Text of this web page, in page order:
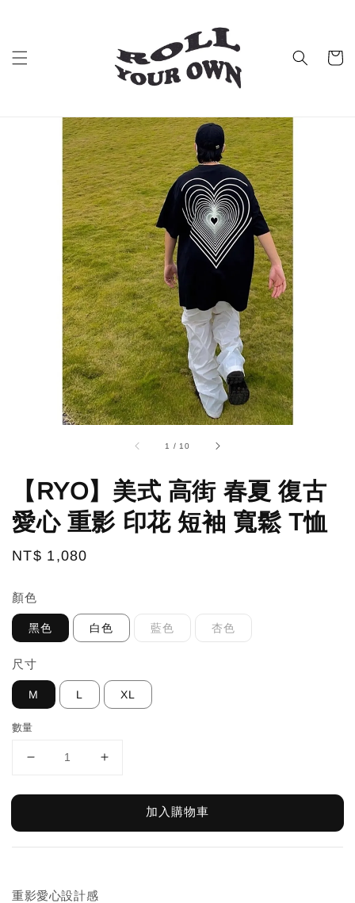
1 /10
【RYO】美式 高街 春夏 復古
愛心 重影 印花 短袖 寬鬆 T恤
Regular
NT$ 1,080
顏色
黑色 白色 藍色 杏色
尺寸
M L XL
數量
加入購物車
重影愛心設計感